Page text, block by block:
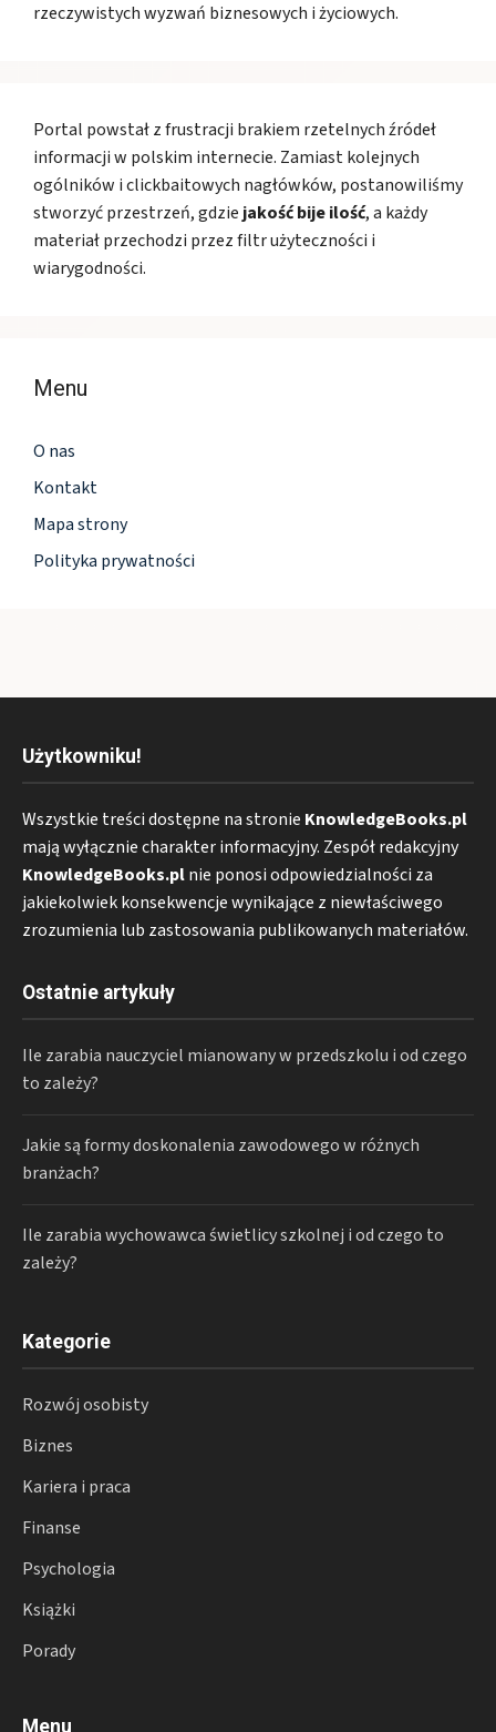
rzeczywistych wyzwań biznesowych i życiowych.
Portal powstał z frustracji brakiem rzetelnych źródeł
informacji w polskim internecie. Zamiast kolejnych
ogólników i clickbaitowych nagłówków, postanowiliśmy
stworzyć przestrzeń, gdzie jakość bije ilość, a każdy
materiał przechodzi przez filtr użyteczności i
wiarygodności.
Menu
O nas
Kontakt
Mapa strony
Polityka prywatności
Użytkowniku!
Wszystkie treści dostępne na stronie KnowledgeBooks.pl
mają wyłącznie charakter informacyjny. Zespół redakcyjny
KnowledgeBooks.plnie ponosi odpowiedzialności za
jakiekolwiek konsekwencje wynikające z niewłaściwego
zrozumienia lub zastosowania publikowanych materiałów.
Ostatnie artykuły
Ile zarabia nauczyciel mianowany w przedszkolu i od czego
to zależy?
Jakie są formy doskonalenia zawodowego w różnych
branżach?
Ile zarabia wychowawca świetlicy szkolnej i od czego to
zależy?
Kategorie
Rozwój osobisty
Biznes
Kariera i praca
Finanse
Psychologia
Książki
Porady
Menu